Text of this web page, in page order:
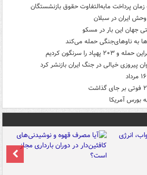
پرداخت مابه‌التفاوت حقوق بازنشستگان
ایران در سبلان
جهان این بار در مسکو
پیروزی خیالی در جنگ ایران بازنشر کرد
بورس آمریکا